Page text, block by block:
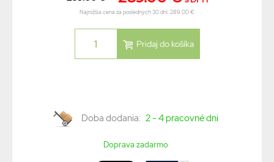
Najnižšia cena za posledných 30 dní: 289.00 €
Doba dodania: 2 - 4 pracovné dni
Doprava zadarmo